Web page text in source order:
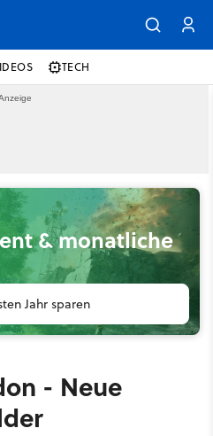
TECH
& monatliche
Jahr sparen
- Neue